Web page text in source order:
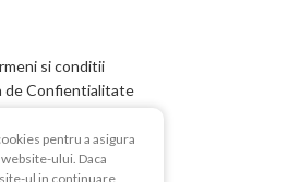
si conditii
de Confientialitate
de retur
si plata
pentru a asigura
ului. Daca
ul in continuare